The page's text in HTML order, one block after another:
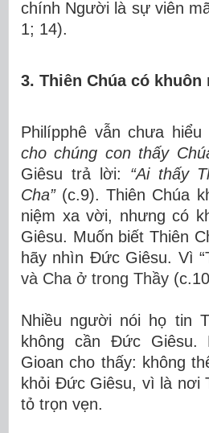
chính Người là sự viên
1; 14).
3. Thiên Chúa có khuôn
Philípphê vẫn chưa hiểu
cho chúng con thấy
Giêsu trả lời: “Ai thấy
Cha”(c.9). Thiên Chúa
niệm xa vời, nhưng có
Giêsu. Muốn biết Thiên
hãy nhìn Đức Giêsu. Vì “
và Cha ở trong Thầy
Nhiều người nói họ tin
không cần Đức Giêsu.
Gioan cho thấy: không
khỏi Đức Giêsu, vì là nơi
tỏ trọn vẹn.